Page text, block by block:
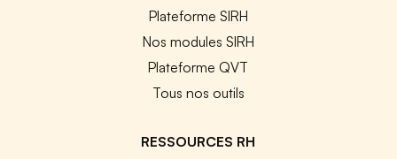
Plateforme SIRH
Nos modules SIRH
Plateforme QVT
Tous nos outils
RESSOURCES RH